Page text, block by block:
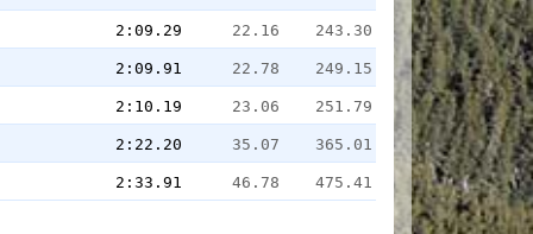
2:09.29 22.16 243.30
2:09.91 22.78 249.15
2:10.19 23.06 251.79
2:22.20 35.07 365.01
2:33.91 46.78 475.41